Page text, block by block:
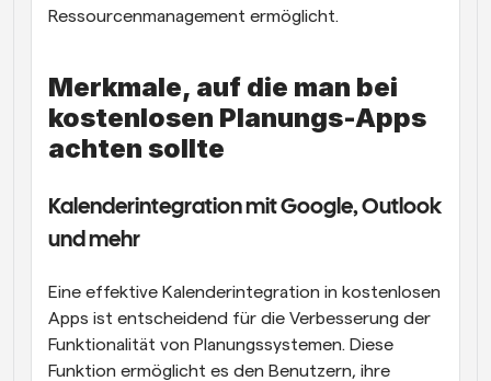
Ressourcenmanagement ermöglicht.
Merkmale, auf die man bei
kostenlosen Planungs-Apps
achten sollte
Kalenderintegration mit Google, Outlook
und mehr
Eine effektive Kalenderintegration in kostenlosen
Apps ist entscheidend für die Verbesserung der
Funktionalität von Planungssystemen. Diese
Funktion ermöglicht es den Benutzern, ihre